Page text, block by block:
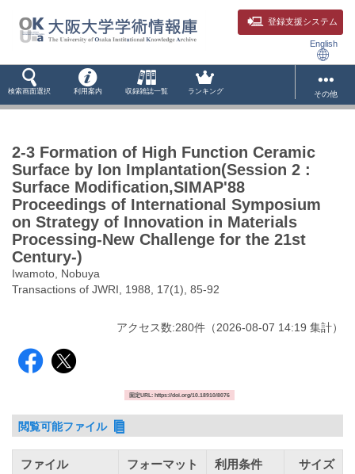
登録支援システム
English
検索画面選択 利用案内 収録雑誌一覧 ランキング その他
2-3 Formation of High Function Ceramic
Surface by Ion Implantation(Session 2 :
Surface Modification,SIMAP'88
Proceedings of International Symposium
on Strategy of Innovation in Materials
Processing-New Challenge for the 21st
Century-)
Iwamoto, Nobuya
Transactions of JWRI, 1988, 17(1), 85-92
アクセス数:280件 （2026-08-07 14:19 集計）
固定URL: https://doi.org/10.18910/8076
閲覧可能ファイル
ファイル フォーマット 利用条件 サイズ